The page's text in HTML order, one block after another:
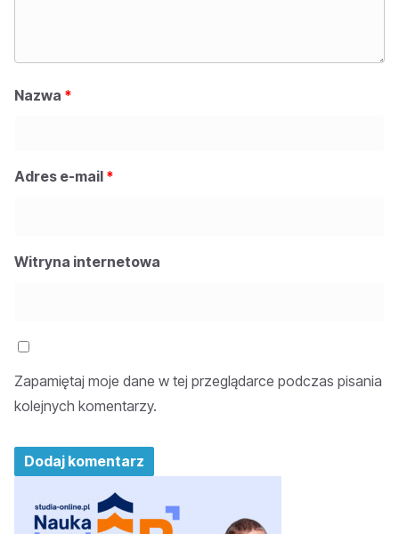
Nazwa *
Adres e-mail *
Witryna internetowa
Zapamiętaj moje dane w tej przeglądarce podczas pisania
kolejnych komentarzy.